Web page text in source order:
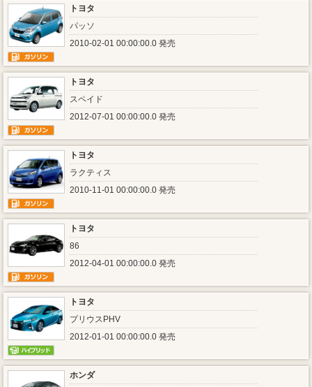
トヨタ
パッソ
2010-02-01 00:00:00.0 発売
トヨタ
スペイド
2012-07-01 00:00:00.0 発売
トヨタ
ラクティス
2010-11-01 00:00:00.0 発売
トヨタ
86
2012-04-01 00:00:00.0 発売
トヨタ
プリウスPHV
2012-01-01 00:00:00.0 発売
ホンダ